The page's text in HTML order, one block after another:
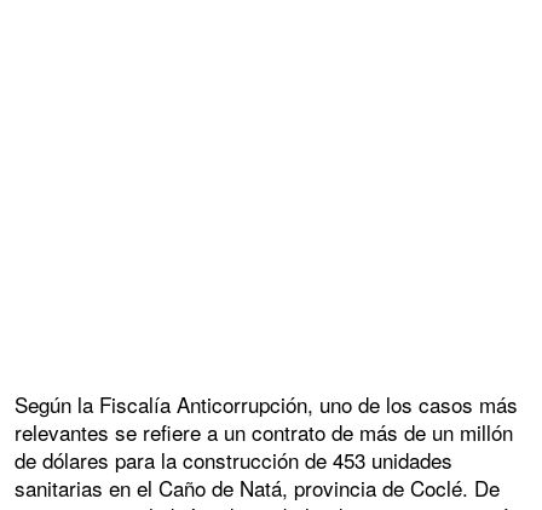
Según la Fiscalía Anticorrupción, uno de los casos más
relevantes se refiere a un contrato de más de un millón
de dólares para la construcción de 453 unidades
sanitarias en el Caño de Natá, provincia de Coclé. De